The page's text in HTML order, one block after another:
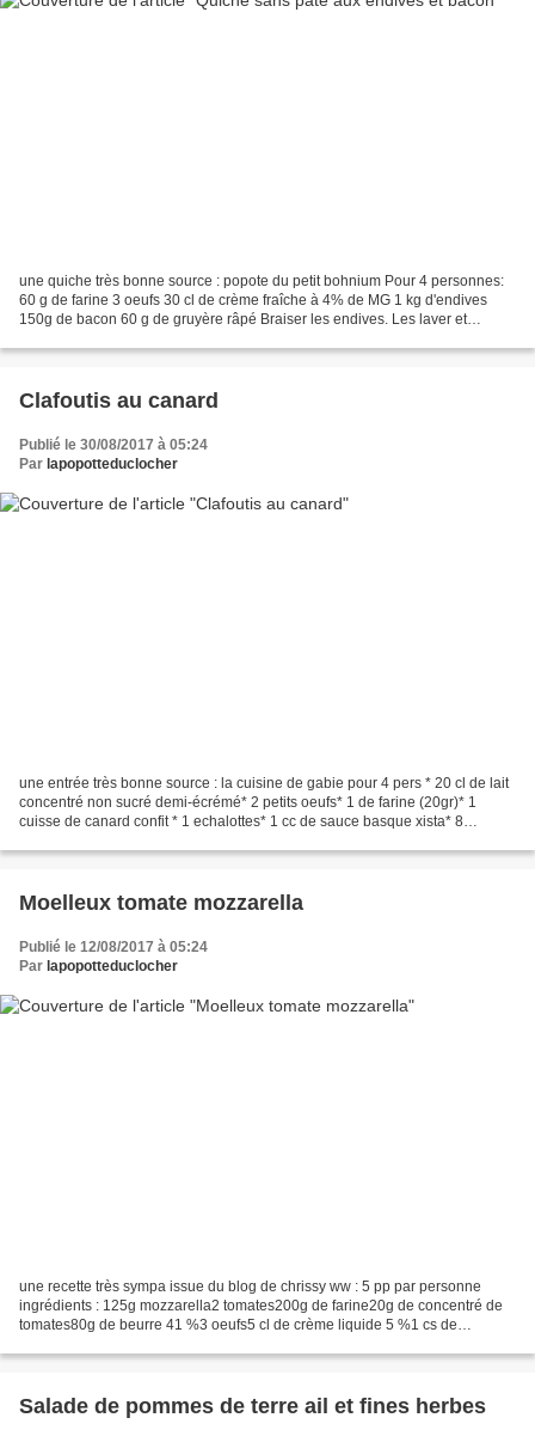
une quiche très bonne source : popote du petit bohnium Pour 4 personnes:
60 g de farine 3 oeufs 30 cl de crème fraîche à 4% de MG 1 kg d'endives
150g de bacon 60 g de gruyère râpé Braiser les endives. Les laver et
Clafoutis au canard
Publié le 30/08/2017 à 05:24
Par lapopotteduclocher
une entrée très bonne source : la cuisine de gabie pour 4 pers * 20 cl de lait
concentré non sucré demi-écrémé* 2 petits oeufs* 1 de farine (20gr)* 1
cuisse de canard confit * 1 echalottes* 1 cc de sauce basque xista* 8
Moelleux tomate mozzarella
Publié le 12/08/2017 à 05:24
Par lapopotteduclocher
une recette très sympa issue du blog de chrissy ww : 5 pp par personne
ingrédients : 125g mozzarella2 tomates200g de farine20g de concentré de
tomates80g de beurre 41 %3 oeufs5 cl de crème liquide 5 %1 cs de
Salade de pommes de terre ail et fines herbes